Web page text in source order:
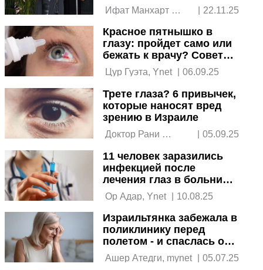
Ифат Манхарт
Вести
| 22.11.25
Красное пятнышко в
глазу: пройдет само или
бежать к врачу? Советы
доктора
Цур Гуэта, Ynet 06.09.25
Трете глаза? 6 привычек,
которые наносят вред
зрению в Израиле
Доктор Рани
| 05.09.25
11 человек заразились
инфекцией после
лечения глаз в больнице
Иерусалима Ор Адар, Ynet | 10.08.25
Израильтянка забежала в
поликлинику перед
полетом - и спаслась от
смерти
Ашер Атедги, mynet 05.07.25